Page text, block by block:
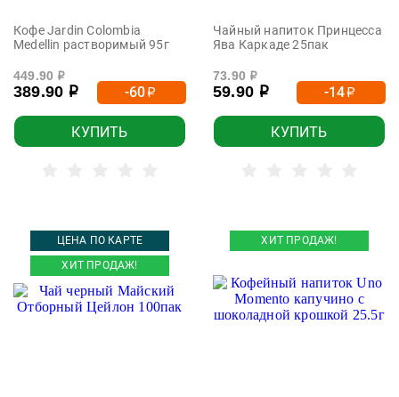
Кофе Jardin Colombia
Medellin растворимый 95г
449.90 р
389.90 р -60р
КУПИТЬ
Чайный напиток Принцесса
Ява Каркаде 25пак
73.90 р
59.90 р -14р
КУПИТЬ
ЦЕНА ПО КАРТЕ
ХИТ ПРОДАЖ!
ХИТ ПРОДАЖ!